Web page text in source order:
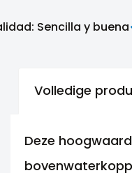
Sencilla y buena
Volledige
Deze